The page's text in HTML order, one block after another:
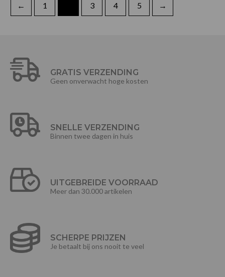
← 1 3 4 5 →
GRATIS VERZENDING
Geen onverwacht hoge kosten
SNELLE VERZENDING
Binnen twee dagen in huis
UITGEBREIDE VOORRAAD
Meer dan 30.000 artikelen
SCHERPE PRIJZEN
Je betaalt bij ons nooit te veel